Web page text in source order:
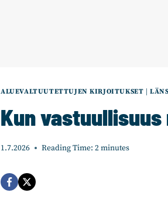
ALUEVALTUUTETTUJEN KIRJOITUKSET |
Kun
1.7.2026 Reading Time: 2minutes